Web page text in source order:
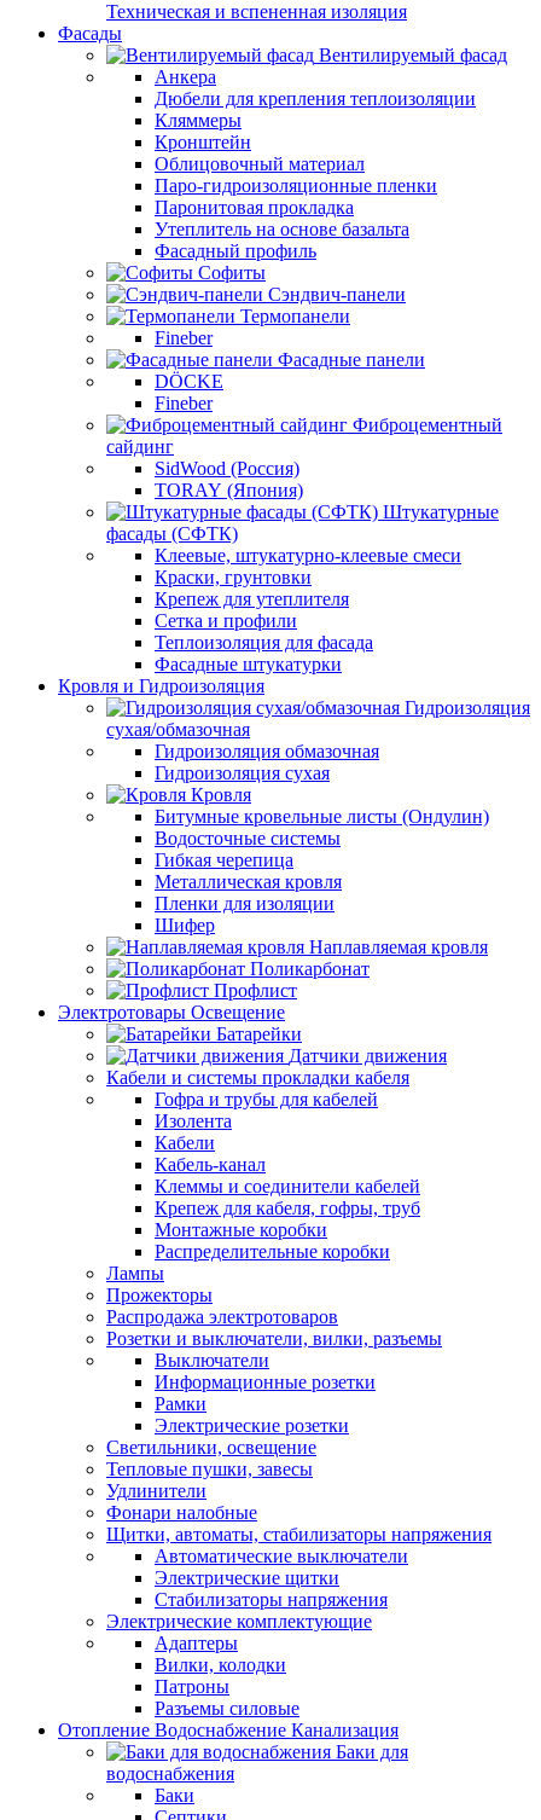
Техническая и вспененная изоляция
Фасады
Вентилируемый фасад
Анкера
Дюбели для крепления теплоизоляции
Кляммеры
Кронштейн
Облицовочный материал
Паро-гидроизоляционные пленки
Паронитовая прокладка
Утеплитель на основе базальта
Фасадный профиль
Софиты
Сэндвич-панели
Термопанели
Fineber
Фасадные панели
DÖCKE
Fineber
Фиброцементный
сайдинг
SidWood (Россия)
TORAY (Япония)
Штукатурные
фасады (СФТК)
Клеевые, штукатурно-клеевые смеси
Краски, грунтовки
Крепеж для утеплителя
Сетка и профили
Теплоизоляция для фасада
Фасадные штукатурки
Кровля и Гидроизоляция
Гидроизоляция
сухая/обмазочная
Гидроизоляция обмазочная
Гидроизоляция сухая
Кровля
Битумные кровельные листы (Ондулин)
Водосточные системы
Гибкая черепица
Металлическая кровля
Пленки для изоляции
Шифер
Наплавляемая кровля
Поликарбонат
Профлист
Электротовары Освещение
Батарейки
Датчики движения
Кабели и системы прокладки кабеля
Гофра и трубы для кабелей
Изолента
Кабели
Кабель-канал
Клеммы и соединители кабелей
Крепеж для кабеля, гофры, труб
Монтажные коробки
Распределительные коробки
Лампы
Прожекторы
Распродажа электротоваров
Розетки и выключатели, вилки, разъемы
Выключатели
Информационные розетки
Рамки
Электрические розетки
Светильники, освещение
Тепловые пушки, завесы
Удлинители
Фонари налобные
Щитки, автоматы, стабилизаторы напряжения
Автоматические выключатели
Электрические щитки
Стабилизаторы напряжения
Электрические комплектующие
Адаптеры
Вилки, колодки
Патроны
Разъемы силовые
Отопление Водоснабжение Канализация
Баки для
водоснабжения
Баки